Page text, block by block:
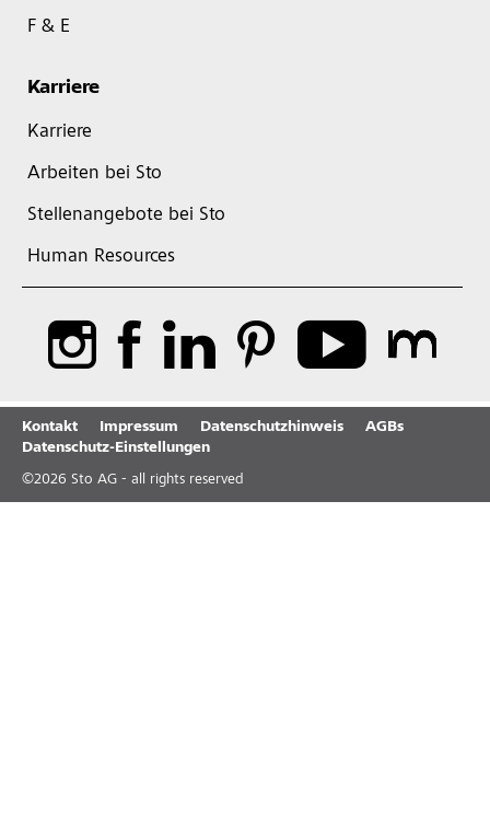
F & E
Karriere
Karriere
Arbeiten bei Sto
Stellenangebote bei Sto
Human Resources
Kontakt Impressum Datenschutzhinweis
AGBs
Datenschutz-Einstellungen
©2026 Sto AG - all rights reserved